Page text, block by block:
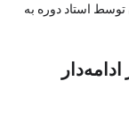
استاد دوره به
🎁 بخش دوم: مسیر ادامه‌دار